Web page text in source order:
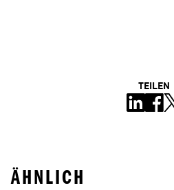
TEILEN
ÄHNLICH